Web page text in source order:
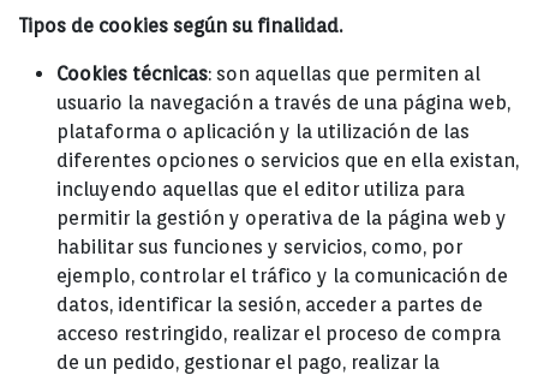
Tipos de cookies según su finalidad.
Cookies técnicas: son aquellas que permiten al
usuario la navegación a través de una página web,
plataforma o aplicación y la utilización de las
diferentes opciones o servicios que en ella existan,
incluyendo aquellas que el editor utiliza para
permitir la gestión y operativa de la página web y
habilitar sus funciones y servicios, como, por
ejemplo, controlar el tráfico y la comunicación de
datos, identificar la sesión, acceder a partes de
acceso restringido, realizar el proceso de compra
de un pedido, gestionar el pago, realizar la